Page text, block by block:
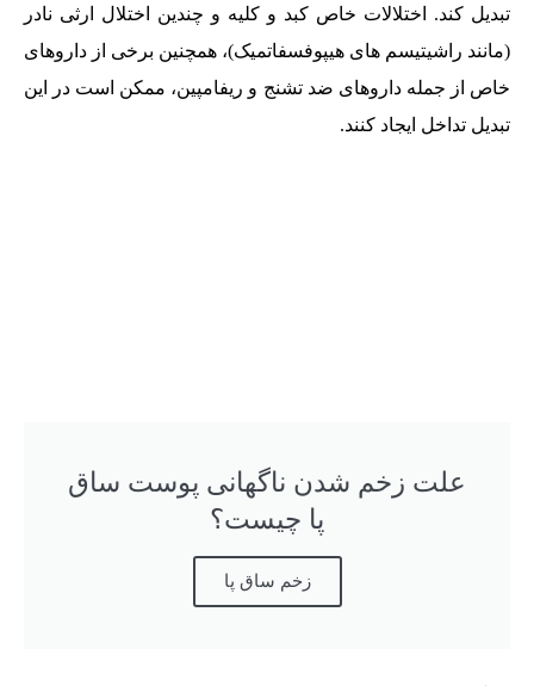
تبدیل کند. اختلالات خاص کبد و کلیه و چندین اختلال ارثی نادر
(مانند راشیتیسم های هیپوفسفاتمیک)، همچنین برخی از داروهای
خاص از جمله داروهای ضد تشنج و ریفامپین، ممکن است در این
تبدیل تداخل ایجاد کنند.
علت زخم شدن ناگهانی پوست ساق
پا چیست؟
زخم ساق پا